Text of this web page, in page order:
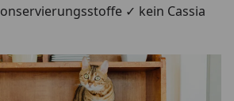
✓ kein Cassia